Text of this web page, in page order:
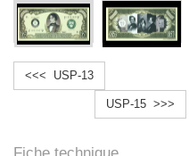
<<< USP-13
USP-15 >>>